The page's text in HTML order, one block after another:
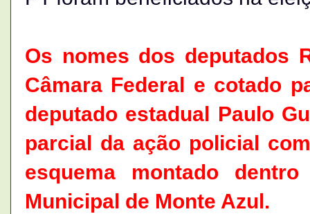
Os nomes dos deputados
Câmara Federal e cotado
deputado estadual Paulo
parcial da ação policial
esquema montado
Municipal de Monte Azul.